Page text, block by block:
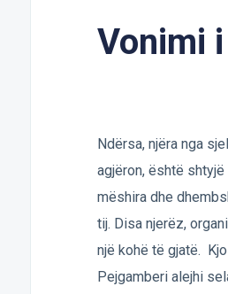
Vonimi
Ndërsa, njëra nga
agjëron, është
mëshira dhe
tij. Disa njerëz,
një kohë të gjatë.
Pejgamberi alejhi